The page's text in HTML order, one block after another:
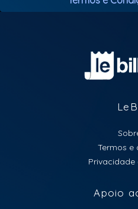
Termos e
Privacidade
Apoio